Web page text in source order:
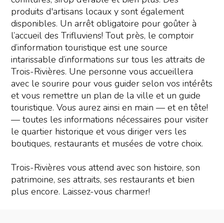
produits d'artisans locaux y sont également
disponibles. Un arrêt obligatoire pour goûter à
l’accueil des Trifluviens! Tout près, le comptoir
d’information touristique est une source
intarissable d’informations sur tous les attraits de
Trois-Rivières. Une personne vous accueillera
avec le sourire pour vous guider selon vos intérêts
et vous remettre un plan de la ville et un guide
touristique. Vous aurez ainsi en main— et en tête!
— toutes les informations nécessaires pour visiter
le quartier historique et vous diriger vers les
boutiques, restaurants et musées de votre choix.
Trois-Rivières vous attend avec son histoire, son
patrimoine, ses attraits, ses restaurants et bien
plus encore. Laissez-vous charmer!